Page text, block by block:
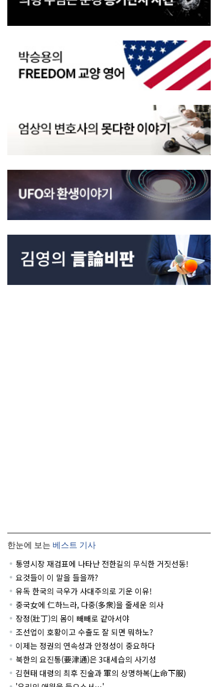
한눈에 보는 베스트 기사
통영시장 재검표에 나타난 전한길의 무식한 거짓선동!
요것들이 이 말을 들을까?
유독 한국의 극우가 사대주의로 기운 이유!
중국女에 仁하느라, 다중(多衆)을 줄세운 의사
장정(壯丁)의 몸이 빼빼로 같아서야
조선업이 호황이고 수출도 잘 되면 뭐하노?
이제는 정권의 연속성과 안정성이 중요하다
북한의 요진통(要津通)은 3대세습의 사기성
김현태 대령의 최후 진술과 軍의 상명하복(上命下服)